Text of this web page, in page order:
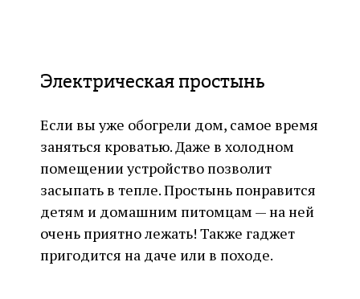
Электрическая простынь
Если вы уже обогрели дом, самое время
заняться кроватью. Даже в холодном
помещении устройство позволит
засыпать в тепле. Простынь понравится
детям и домашним питомцам — на ней
очень приятно лежать! Также гаджет
пригодится на даче или в походе.